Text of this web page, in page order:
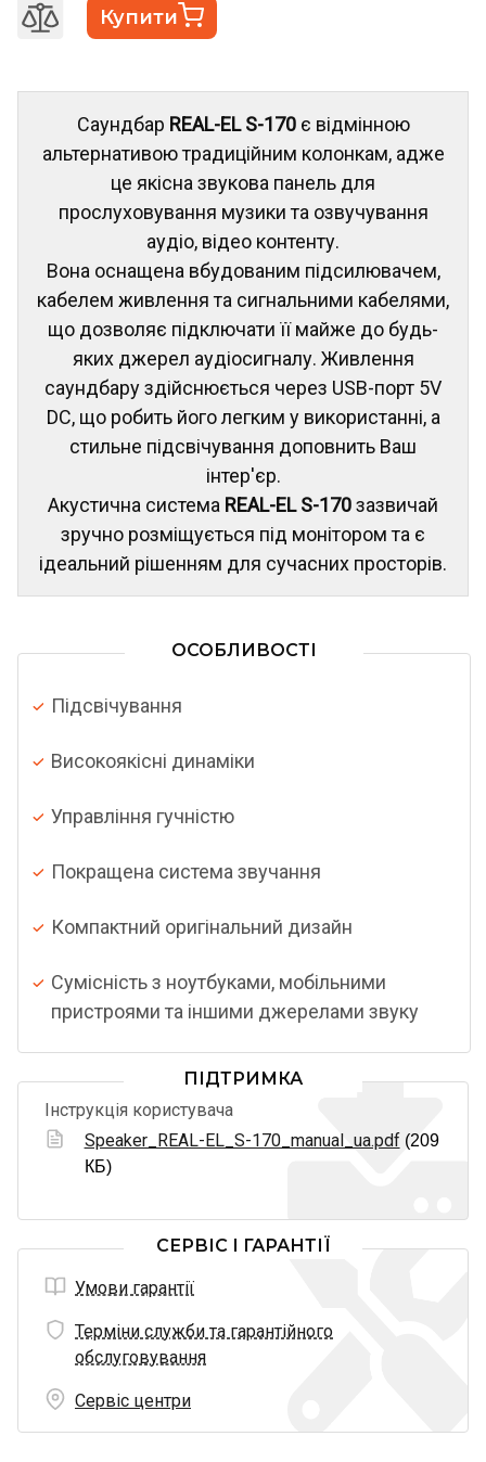
Купити
Саундбар REAL-EL S-170є відмінною
альтернативою традиційним колонкам, адже
це якісна звукова панель для
прослуховування музики та озвучування
аудіо, відео контенту.
Вона оснащена вбудованим підсилювачем,
кабелем живлення та сигнальними кабелями,
що дозволяє підключати її майже до будь-
яких джерел аудіосигналу. Живлення
саундбару здійснюється через USB-порт 5V
DC, що робить його легким у використанні, а
стильне підсвічування доповнить Ваш
інтер'єр.
Акустична система REAL-EL S-170зазвичай
зручно розміщується під монітором та є
ідеальний рішенням для сучасних просторів.
ОСОБЛИВОСТІ
Підсвічування
Високоякісні динаміки
Управління гучністю
Покращена система звучання
Компактний оригінальний дизайн
Сумісність з ноутбуками, мобільними
пристроями та іншими джерелами звуку
ПІДТРИМКА
Інструкція користувача
Speaker_REAL-EL_S-170_manual_ua.pdf (209
КБ)
СЕРВІС І ГАРАНТІЇ
Умови гарантії
Терміни служби та гарантійного
обслуговування
Сервіс центри